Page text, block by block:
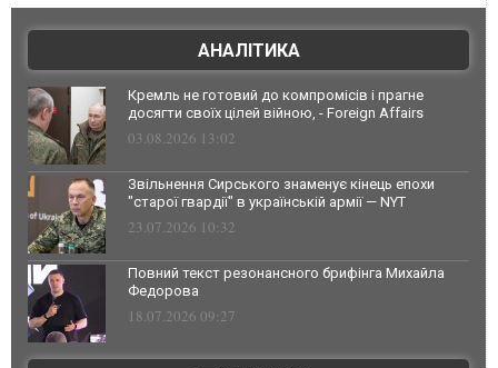
АНАЛІТИКА
Кремль не готовий до компромісів і прагне
досягти своїх цілей війною, - Foreign Affairs
03.08.2026 13:02
Звільнення Сирського знаменує кінець епохи
"старої гвардії" в українській армії — NYT
23.07.2026 10:32
Повний текст резонансного брифінга Михайла
Федорова
18.07.2026 09:27